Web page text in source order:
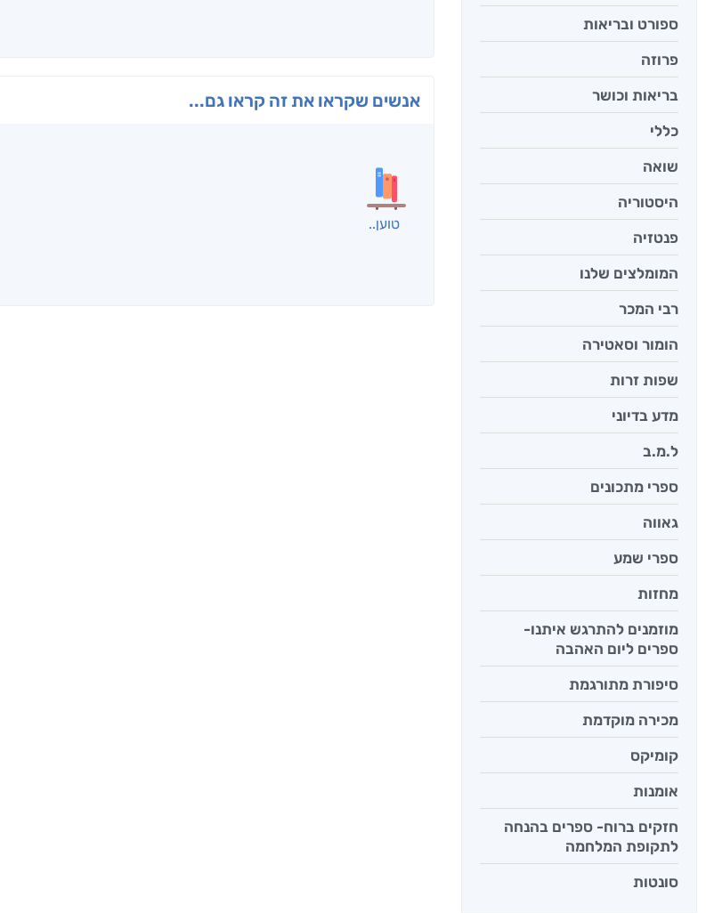
ספורט ובריאות
פרוזה
בריאות וכושר
כללי
שואה
היסטוריה
פנטזיה
המומלצים שלנו
רבי המכר
הומור וסאטירה
שפות זרות
מדע בדיוני
ל.מ.ב
ספרי מתכונים
גאווה
ספרי שמע
מחזות
מוזמנים להתרגש איתנו-
ספרים ליום האהבה
סיפורת מתורגמת
מכירה מוקדמת
קומיקס
אומנות
חזקים ברוח- ספרים בהנחה
לתקופת המלחמה
סונטות
אנשים שקראו את זה קראו גם...
טוען